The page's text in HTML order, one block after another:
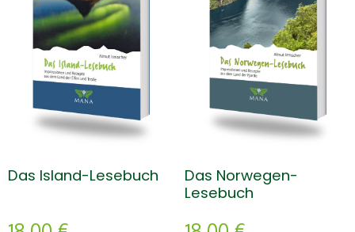
Das Island-Lesebuch
Das Norwegen-
Lesebuch